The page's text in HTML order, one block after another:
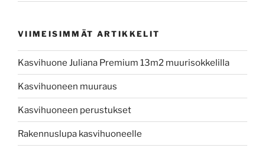
VIIMEISIMMÄT ARTIKKELIT
Kasvihuone Juliana Premium 13m2 muurisokkelilla
Kasvihuoneen muuraus
Kasvihuoneen perustukset
Rakennuslupa kasvihuoneelle